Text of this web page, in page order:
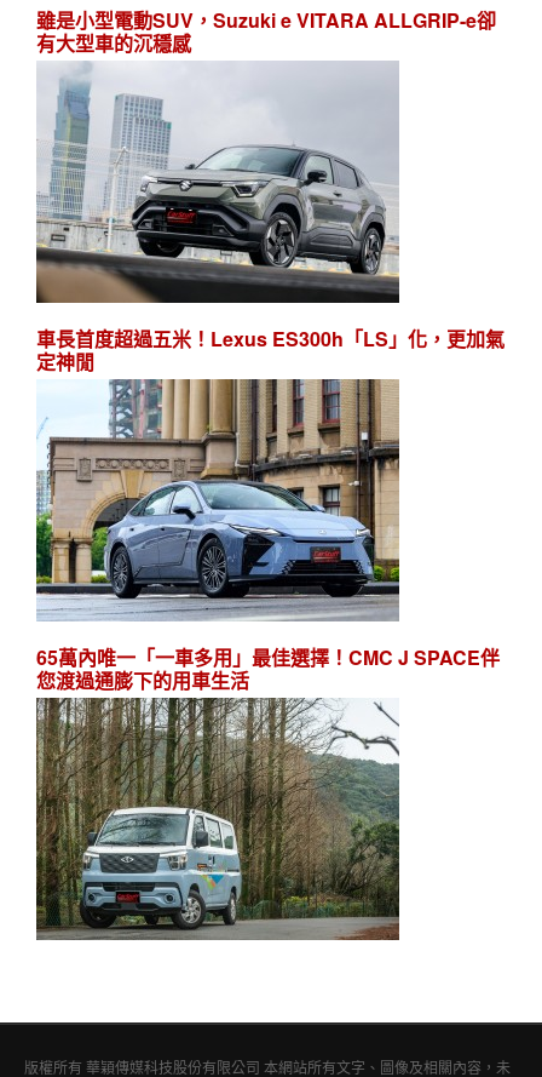
雖是小型電動SUV，Suzuki e VITARA ALLGRIP-e卻
有大型車的沉穩感
車長首度超過五米！Lexus ES300h「LS」化，更加氣
定神閒
65萬內唯一「一車多用」最佳選擇！CMC J SPACE伴
您渡過通膨下的用車生活
版權所有 華穎傳媒科技股份有限公司 本網站所有文字、圖像及相關內容，未